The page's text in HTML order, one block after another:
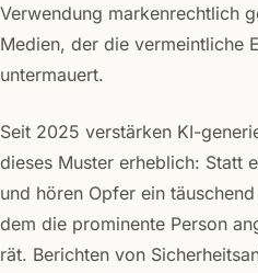
Verwendung markenrechtlich
Medien, der die vermeintliche
untermauert.
Seit 2025 verstärken KI-
dieses Muster erheblich: Statt
und hören Opfer ein
dem die prominente Person
rät. Berichten von